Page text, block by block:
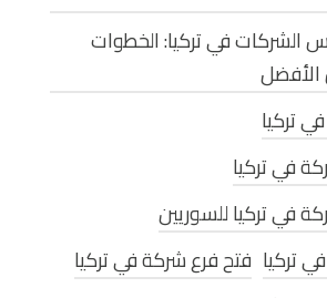
الشركات في تركيا: الخطوات
الأفضل
تركيا
في تركيا
في تركيا للسوريين
تركيا فتح فرع شركة في تركيا